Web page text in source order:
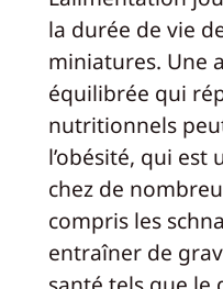
la durée de vie
miniatures. Une
équilibrée qui
nutritionnels
l’obésité, qui
chez de
compris les
entraîner de